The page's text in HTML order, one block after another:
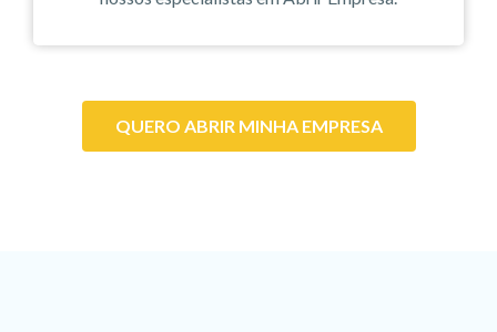
QUERO ABRIR MINHA EMPRESA